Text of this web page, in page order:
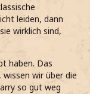
leiden, dann
wirklich sind,
haben. Das
wissen wir über die
so gut weg